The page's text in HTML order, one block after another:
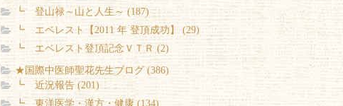
┗ 登山禄～山と人生～ (187)
┗ エベレスト【2011 年 登頂成功】 (29)
┗ エベレスト登頂記念ＶＴＲ (2)
★国際中医師聖花先生ブログ (386)
┗ 近況報告 (201)
┗ 東洋医学・漢方・健康 (134)